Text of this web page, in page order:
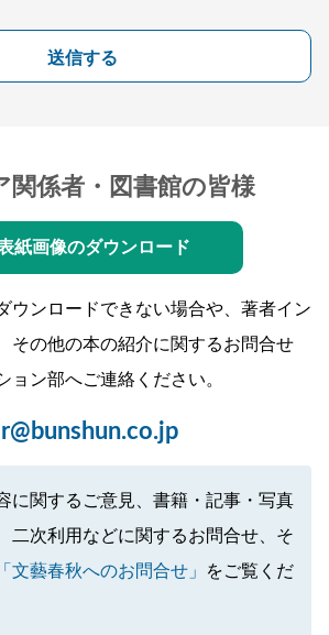
送信する
関係者・図書館の皆様
紙画像のダウンロード
ウンロードできない場合や、著者イン
その他の本の紹介に関するお問合せ
ョン部へご連絡ください。
に関するご意見、書籍・記事・写真
二次利用などに関するお問合せ、そ
「文藝春秋へのお問合せ」
をご覧くだ